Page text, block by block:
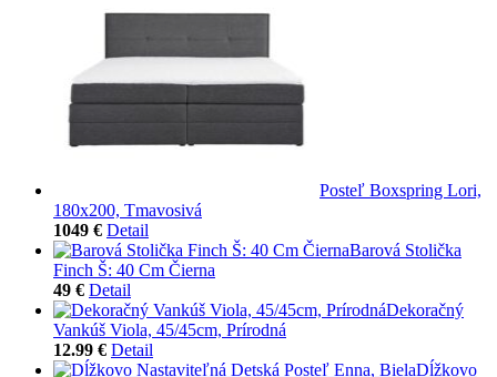
Posteľ Boxspring Lori,
180x200, Tmavosivá
1049 € Detail
Barová Stolička
Finch Š: 40 Cm Čierna
49 € Detail
Dekoračný
Vankúš Viola, 45/45cm, Prírodná
12.99 € Detail
Dĺžkovo